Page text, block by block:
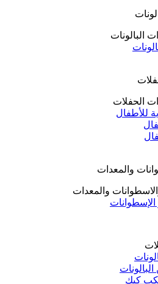
البالونات
الحفلات
للأطفال
والمعدات
والمعدات
الإسطوانات
كيك